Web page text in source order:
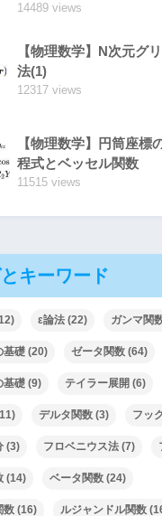
14489 views
【物理数学】N次元グ
法(1)
12317 views
【物理数学】円筒座標
程式とベッセル関数
11515 views
キーワード
ε論法 (22) ガンマ関
基礎 (20) ゼータ関数 (64)
基礎 (9) テイラー展開 (6)
デルタ関数 (3) フッ
(3) フロベニウス法 (7)
(14) ベータ関数 (24)
数 (16) ルジャンドル関数